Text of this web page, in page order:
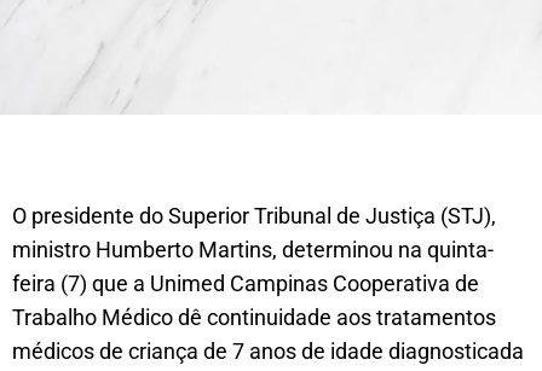
​​​O presidente do Superior Tribunal de Justiça (STJ),
ministro Humberto Martins, determinou na quinta-
feira (7) que a Unimed Campinas Cooperativa de
Trabalho Médico dê continuidade aos tratamentos
médicos de criança de 7 anos de idade diagnosticada